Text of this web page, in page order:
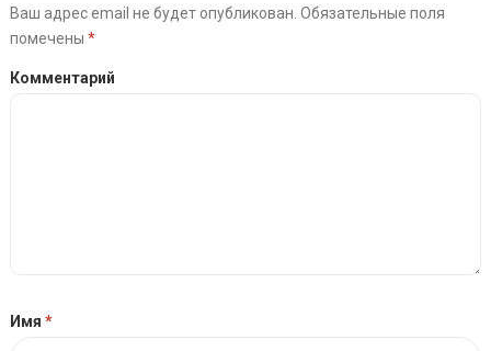
Ваш адрес email не будет опубликован. Обязательные поля
помечены *
Комментарий
Имя *